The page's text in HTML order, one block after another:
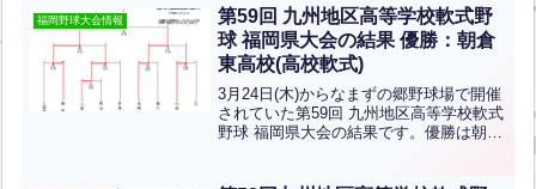
児島県で開催される九州大会に出場しま
す！優勝目指...全文はクリック
福岡野球大会情報
第59回 九州地区高等学校軟式野
球 福岡県大会の結果 優勝：朝倉
東高校(高校軟式)
3月24日(木)からなまずの郷野球場で開催
されていた第59回 九州地区高等学校軟式
野球 福岡県大会の結果です。優勝は朝倉